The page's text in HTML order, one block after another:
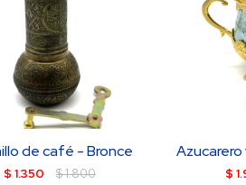
de café - Bronce
$ 1.350 $1.800 $